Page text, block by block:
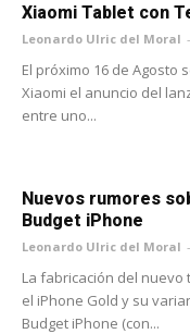
Xiaomi Tablet con
Leonardo Ulric del Moral -
El próximo 16 de Agosto
Xiaomi el anuncio del
entre uno...
Nuevos rumores
Budget iPhone
Leonardo Ulric del Moral -
La fabricación del nuevo
el iPhone Gold y su
Budget iPhone (con...